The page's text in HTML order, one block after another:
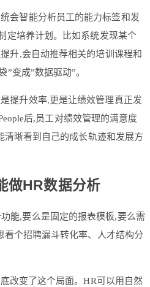
会智能分析员工的能力标签和发
定培养计划。比如系统发现某个
升,会自动推荐相关的培训课程和
”变成”数据驱动”。
提升效率,更是让绩效管理真正发
后,员工对绩效管理的满意度
清晰看到自己的成长轨迹和发展方
做HR数据分析
能,要么是固定的报表模板,要么需
个招聘漏斗转化率、人才结构分
改变了这个局面。HR可以用自然